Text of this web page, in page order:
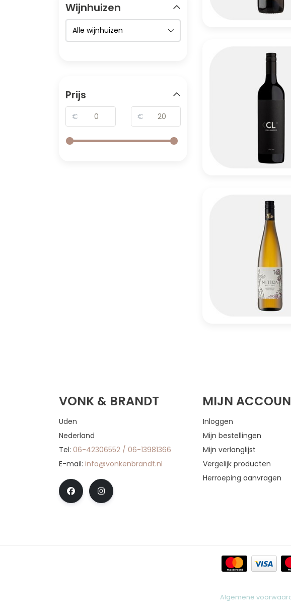
Wijnhuizen
Prijs
€ €
VONK & BRANDT
Uden
Nederland
Tel: 06-42306552 / 06-13981366
E-mail: info@vonkenbrandt.nl
MIJN
Inloggen
Mijn bestellingen
Mijn verlanglijst
Vergelijk producten
Herroeping aanvragen
Algemene